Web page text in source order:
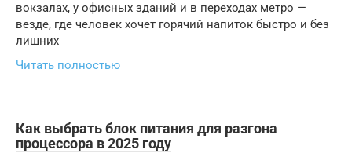
вокзалах, у офисных зданий и в переходах метро —
везде, где человек хочет горячий напиток быстро и без
лишних
Читать полностью
Как выбрать блок питания для разгона
процессора в 2025 году